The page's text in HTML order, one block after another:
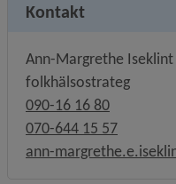
Kontakt
Ann-Margrethe Iseklint
folkhälsostrateg
090-16 16 80
070-644 15 57
ann-